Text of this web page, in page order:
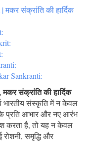
संक्रांति की हार्दिक
Sankranti:
संक्रांति की हार्दिक
भारतीय संस्कृति में न केवल
प्रति आभार और नए आरंभ
करता है, तो यह न केवल
रोशनी, समृद्धि और